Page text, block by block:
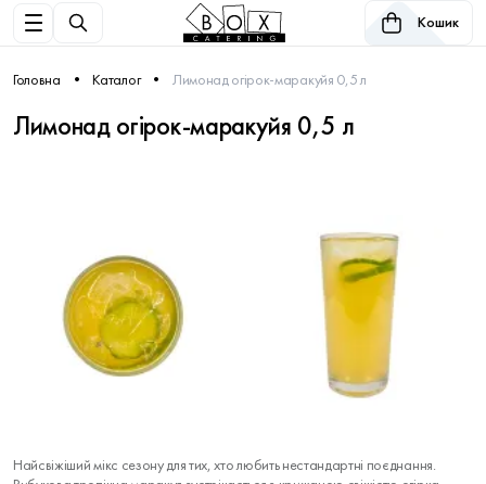
Кошик
Головна Каталог Лимонад огірок-маракуйя 0,5 л
Лимонад огірок-маракуйя 0,5 л
Найсвіжіший мікс сезону для тих, хто любить нестандартні поєднання.